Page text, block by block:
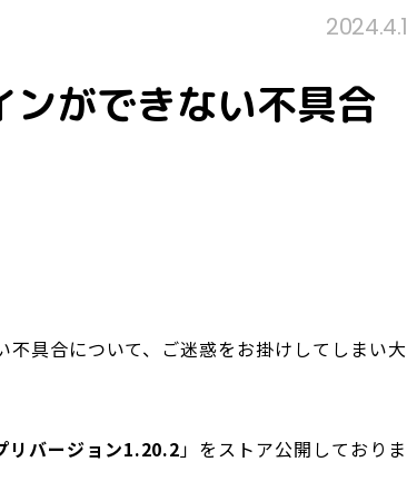
2024.4.1
ができない不具合
具合について、ご迷惑をお掛けしてしまい大
リバージョン1.20.2」をストア公開しておりま